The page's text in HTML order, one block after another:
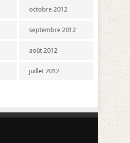
octobre 2012
septembre 2012
août 2012
juillet 2012